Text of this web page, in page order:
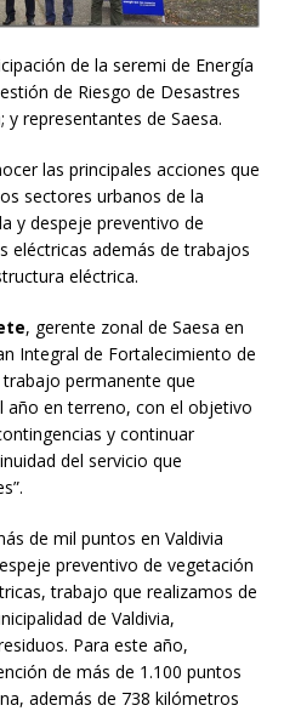
de la seremi de Energía
de Riesgo de Desastres
y representantes de Saesa.
las principales acciones que
sectores urbanos de la
y despeje preventivo de
eléctricas además de trabajos
eléctrica.
, gerente zonal de Saesa en
Integral de Fortalecimiento de
permanente que
en terreno, con el objetivo
y continuar
del servicio que
de mil puntos en Valdivia
preventivo de vegetación
trabajo que realizamos de
de Valdivia,
Para este año,
de más de 1.100 puntos
además de 738 kilómetros